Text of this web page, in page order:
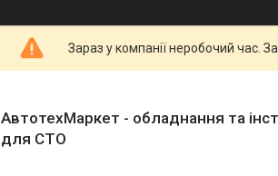
Зараз у компанії неробочий час.
АвтотехМаркет - обладнання та
для СТО